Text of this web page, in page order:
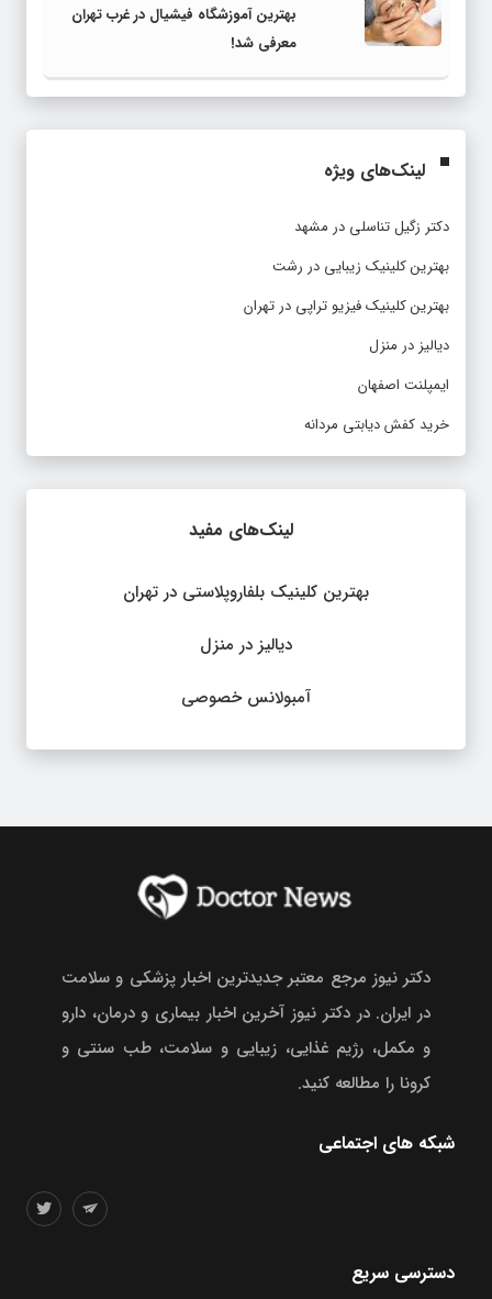
بهترین آموزشگاه فیشیال در غرب تهران
معرفی شد!
لینک‌های ویژه
دکتر زگیل تناسلی در مشهد
بهترین کلینیک زیبایی در رشت
بهترین کلینیک فیزیو تراپی در تهران
دیالیز در منزل
ایمپلنت اصفهان
خرید کفش دیابتی مردانه
لینک‌های مفید
بهترین کلینیک بلفاروپلاستی در تهران
دیالیز در منزل
آمبولانس خصوصی
دکتر نیوز مرجع معتبر جدیدترین اخبار پزشکی و سلامت
در ایران. در دکتر نیوز آخرین اخبار بیماری و درمان، دارو
و مکمل، رژیم غذایی، زیبایی و سلامت، طب سنتی و
کرونا را مطالعه کنید.
شبکه های اجتماعی
دسترسی سریع